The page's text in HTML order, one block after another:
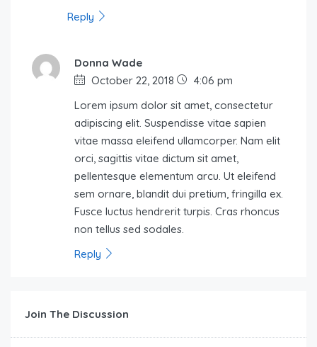
Reply
Donna Wade
October 22, 2018
4:06 pm
Lorem ipsum dolor sit amet, consectetur
adipiscing elit. Suspendisse vitae sapien
vitae massa eleifend ullamcorper. Nam elit
orci, sagittis vitae dictum sit amet,
pellentesque elementum arcu. Ut eleifend
sem ornare, blandit dui pretium, fringilla ex.
Fusce luctus hendrerit turpis. Cras rhoncus
non tellus sed sodales.
Reply
Join The Discussion